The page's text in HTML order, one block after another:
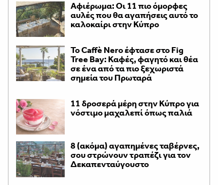
Αφιέρωμα: Οι 11 πιο όμορφες
αυλές που θα αγαπήσεις αυτό το
καλοκαίρι στην Κύπρο
Το Caffè Nero έφτασε στο Fig
Tree Bay: Καφές, φαγητό και θέα
σε ένα από τα πιο ξεχωριστά
σημεία του Πρωταρά
11 δροσερά μέρη στην Κύπρο για
νόστιμο μαχαλεπί όπως παλιά
8 (ακόμα) αγαπημένες ταβέρνες,
σου στρώνουν τραπέζι για τον
Δεκαπενταύγουστο